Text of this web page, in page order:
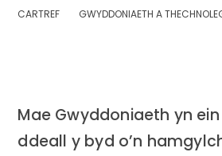
CARTREF GWYDDONIAETH A
Mae Gwyddoniaeth yn
ddeall y byd o’n